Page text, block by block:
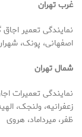
غرب تهران
نمایندگی تعمیر
اصفهانی، پونک،
شمال تهران
نمایندگی تعمیرات
زعفرانیه، ولنجک،
ظفر، میرداماد، هروی